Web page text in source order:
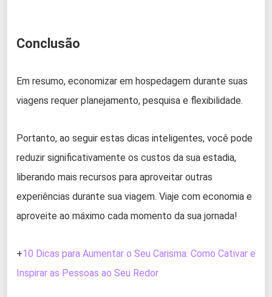
Conclusão
Em resumo, economizar em hospedagem durante suas
viagens requer planejamento, pesquisa e flexibilidade.
Portanto, ao seguir estas dicas inteligentes, você pode
reduzir significativamente os custos da sua estadia,
liberando mais recursos para aproveitar outras
experiências durante sua viagem. Viaje com economia e
aproveite ao máximo cada momento da sua jornada!
+10 Dicas para Aumentar o Seu Carisma: Como Cativar e
Inspirar as Pessoas ao Seu Redor